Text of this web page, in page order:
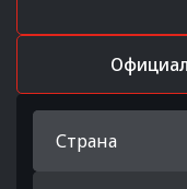
Страна